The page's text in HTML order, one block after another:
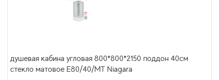
душевая кабина угловая 800*800*2150 поддон 40см
стекло матовое E80/40/MT Niagara